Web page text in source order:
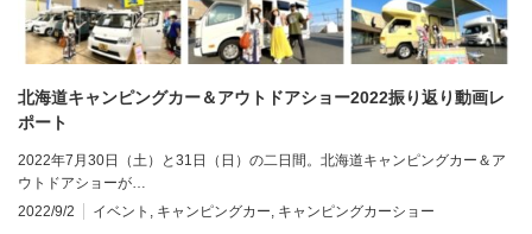
北海道キャンピングカー＆アウトドアショー2022振り返り動画レ
ポート
2022年7月30日（土）と31日（日）の二日間。北海道キャンピングカー＆ア
ウトドアショーが…
2022/9/2
イベント キャンピングカー キャンピングカーショー